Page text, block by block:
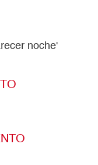
noche'